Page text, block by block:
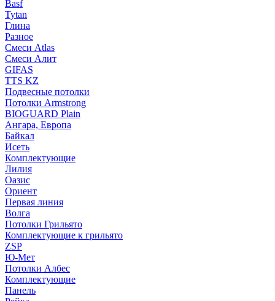
Basf
Tytan
Глина
Разное
Смеси Atlas
Смеси Алит
GIFAS
TTS KZ
Подвесные потолки
Потолки Armstrong
BIOGUARD Plain
Ангара, Европа
Байкал
Исеть
Комплектующие
Лилия
Оазис
Ориент
Первая линия
Волга
Потолки Грильято
Комплектующие к грильято
ZSP
Ю-Мет
Потолки Албес
Комплектующие
Панель